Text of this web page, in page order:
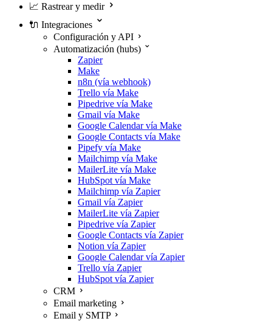
📈 Rastrear y medir
🔌 Integraciones
Configuración y API
Automatización (hubs)
Zapier
Make
n8n (vía webhook)
Trello vía Make
Pipedrive vía Make
Gmail vía Make
Google Calendar vía Make
Google Contacts vía Make
Pipefy vía Make
Mailchimp vía Make
MailerLite vía Make
HubSpot vía Make
Mailchimp vía Zapier
Gmail vía Zapier
MailerLite vía Zapier
Pipedrive vía Zapier
Google Contacts vía Zapier
Notion vía Zapier
Google Calendar vía Zapier
Trello vía Zapier
HubSpot vía Zapier
CRM
Email marketing
Email y SMTP